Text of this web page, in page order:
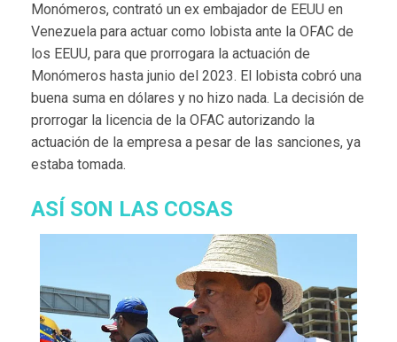
Monómeros, contrató un ex embajador de EEUU en
Venezuela para actuar como lobista ante la OFAC de
los EEUU, para que prorrogara la actuación de
Monómeros hasta junio del 2023. El lobista cobró una
buena suma en dólares y no hizo nada. La decisión de
prorrogar la licencia de la OFAC autorizando la
actuación de la empresa a pesar de las sanciones, ya
estaba tomada.
ASÍ SON LAS COSAS